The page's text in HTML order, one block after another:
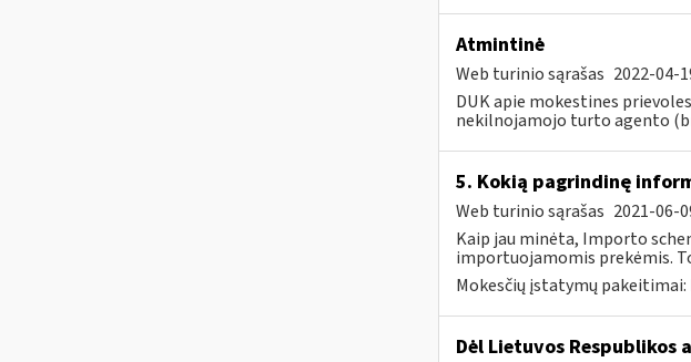
Atmintinė
Web turinio sąrašas 2022-04-
DUK apie mokestines
nekilnojamojo turto agento
5. Kokią pagrindinę
Web turinio sąrašas 2021-06-
Kaip jau minėta, Importo
importuojamomis prekėmis.
Mokesčių įstatymų pakeitimai:
Dėl Lietuvos Respublikos